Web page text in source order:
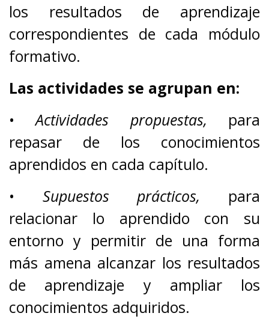
los resultados de aprendizaje
correspondientes de cada módulo
formativo.
Las actividades se agrupan en:
•Actividades propuestas, para
repasar de los conocimientos
aprendidos en cada capítulo.
• Supuestos prácticos, para
relacionar lo aprendido con su
entorno y permitir de una forma
más amena alcanzar los resultados
de aprendizaje y ampliar los
conocimientos adquiridos.